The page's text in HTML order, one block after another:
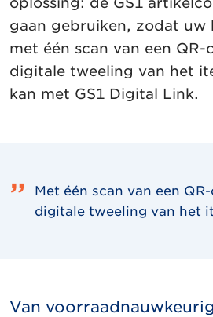
gaan gebruiken, zodat uw
met één scan van een QR-
digitale tweeling van het
kan met GS1 Digital Link.
Met één scan van een
digitale tweeling van het
Van